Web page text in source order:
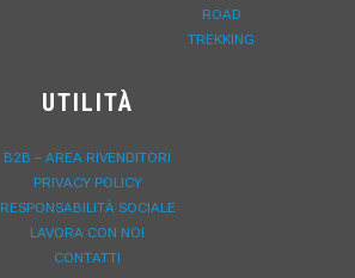
ROAD
TREKKING
UTILITÀ
B2B – AREA RIVENDITORI
PRIVACY POLICY
RESPONSABILITÀ SOCIALE
LAVORA CON NOI
CONTATTI